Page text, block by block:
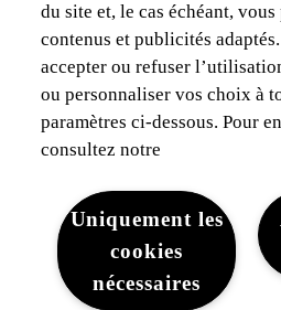
Découvrez Lexus
Mentions Légales
Mentions légales Cookies du site
du site et, le cas échéant, vous
contenus et publicités
accepter ou refuser
ou personnaliser vos choix à
paramètres ci-dessous. Pour
consultez notre
Uniquement les
cookies
nécessaires